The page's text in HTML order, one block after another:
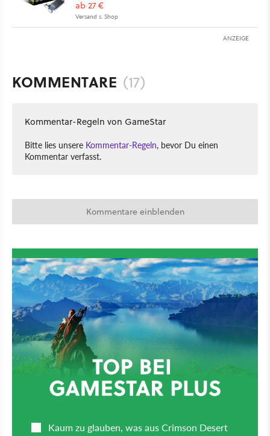
ab 27 €
Versand s. Shop
ANZEIGE
KOMMENTARE (17)
Kommentar-Regeln von GameStar
Bitte lies unsere Kommentar-Regeln, bevor Du einen
Kommentar verfasst.
Kommentare einblenden